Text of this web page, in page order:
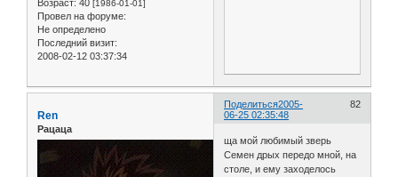
Возраст: 40 [1986-01-01]
Провел на форуме:
Не определено
Последний визит:
2008-02-12 03:37:34
Поделиться 82
2005-
06-25 02:35:48
Ren
Рацаца
ща мой любимый зверь
Семен дрых передо мной, на
столе, и ему заходелось